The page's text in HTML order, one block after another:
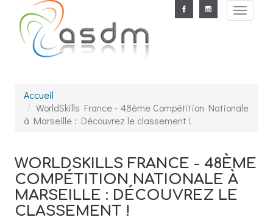
Aller au contenu principal
Toggle
Accueil
WorldSkills France - 48ème Compétition Nationale
à Marseille : Découvrez le classement !
WORLDSKILLS FRANCE - 48ÈME
COMPÉTITION NATIONALE À
MARSEILLE : DÉCOUVREZ LE
CLASSEMENT !